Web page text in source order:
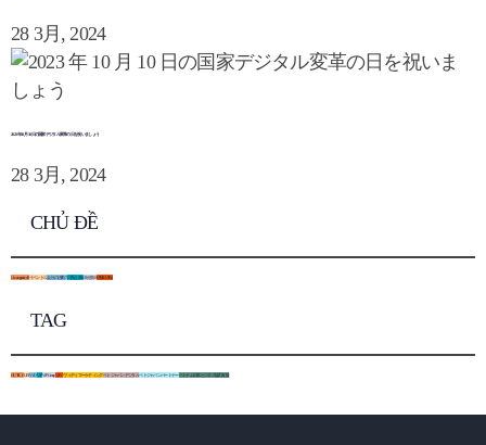
28 3月, 2024
2023 年 10 月 10 日の国家デジタル変革の日を祝いましょう
28 3月, 2024
CHỦ ĐỀ
Uncategorized0イベント12会社の活動7日系企業0未分類0研修活動4
TAG
HUTECHUEFVJDVJPVJP GroupVJPCヴィディマーケティングベトジャパンデジタルベトジャパンパートナーベトナム日本ビジネス協力支援